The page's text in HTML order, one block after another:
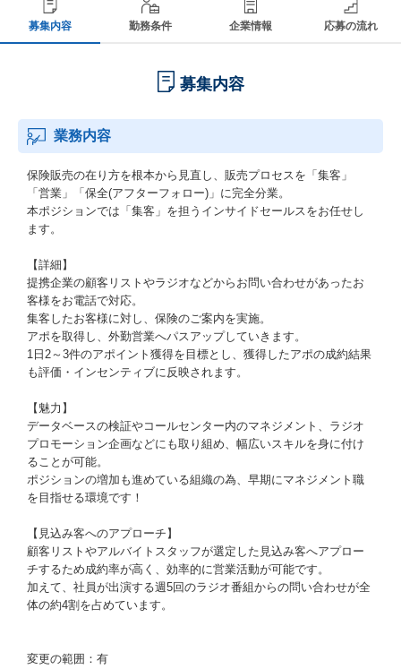
募集内容 勤務条件 企業情報 応募の流れ
募集内容
業務内容
保険販売の在り方を根本から見直し、販売プロセスを「集客」
「営業」「保全(アフターフォロー)」に完全分業。
本ポジションでは「集客」を担うインサイドセールスをお任せし
ます。
【詳細】
提携企業の顧客リストやラジオなどからお問い合わせがあったお
客様をお電話で対応。
集客したお客様に対し、保険のご案内を実施。
アポを取得し、外勤営業へパスアップしていきます。
1日2～3件のアポイント獲得を目標とし、獲得したアポの成約結果
も評価・インセンティブに反映されます。
【魅力】
データベースの検証やコールセンター内のマネジメント、ラジオ
プロモーション企画などにも取り組め、幅広いスキルを身に付け
ることが可能。
ポジションの増加も進めている組織の為、早期にマネジメント職
を目指せる環境です！
【見込み客へのアプローチ】
顧客リストやアルバイトスタッフが選定した見込み客へアプロー
チするため成約率が高く、効率的に営業活動が可能です。
加えて、社員が出演する週5回のラジオ番組からの問い合わせが全
体の約4割を占めています。
変更の範囲：有